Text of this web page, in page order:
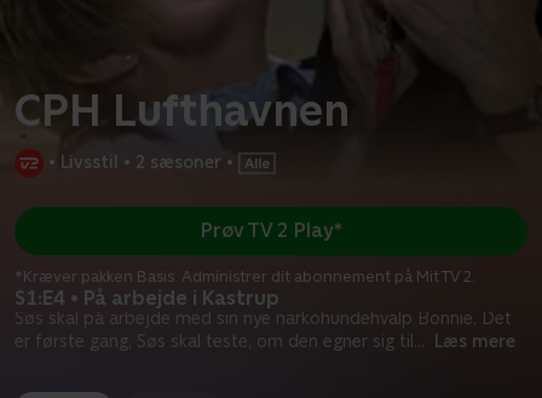
CPH Lufthavnen
• Livsstil • 2 sæsoner •
S1:E4 • På arbejde i Kastrup
Søs skal på arbejde med sin nye narkohundehvalp Bonnie. Det
er første gang, Søs skal teste, om den egner sig til... Læs mere
Prøv TV 2 Play*
*Kræver pakken Basis. Administrer dit abonnement på Mit TV 2.